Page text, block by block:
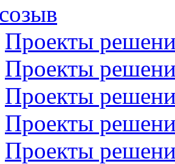
Проекты
Проекты
Проекты
Проекты
Проекты